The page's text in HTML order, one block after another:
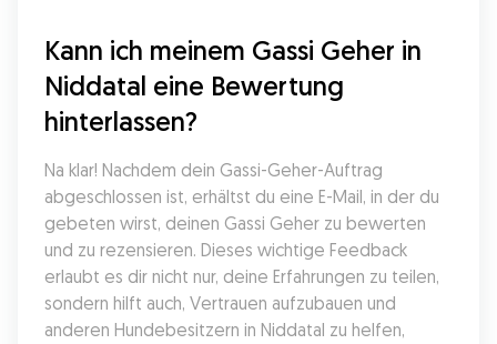
Kann ich meinem Gassi Geher in
Niddatal eine Bewertung
hinterlassen?
Na klar! Nachdem dein Gassi-Geher-Auftrag
abgeschlossen ist, erhältst du eine E-Mail, in der du
gebeten wirst, deinen Gassi Geher zu bewerten
und zu rezensieren. Dieses wichtige Feedback
erlaubt es dir nicht nur, deine Erfahrungen zu teilen,
sondern hilft auch, Vertrauen aufzubauen und
anderen Hundebesitzern in Niddatal zu helfen,